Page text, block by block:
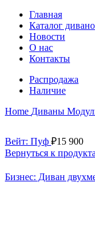
Главная
Каталог
Новости
О нас
Контакты
Распродажа
Наличие
Home Диваны
Вейт: Пуф ₽15 900
Вернуться к
Бизнес: Диван